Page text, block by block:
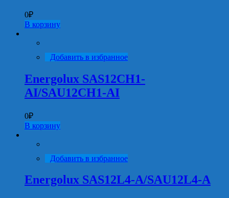
0₽
В корзину
Добавить в избранное
Energolux SAS12CH1-
AI/SAU12CH1-AI
0₽
В корзину
Добавить в избранное
Energolux SAS12L4-A/SAU12L4-A